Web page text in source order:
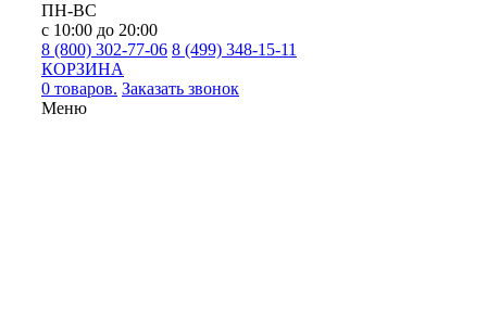
ПН-ВС
с 10:00 до 20:00
8 (800) 302-77-06 8 (499) 348-15-11
КОРЗИНА
0 товаров. Заказать звонок
Меню